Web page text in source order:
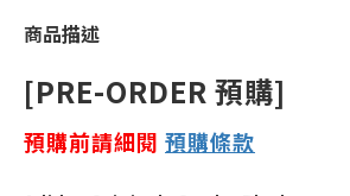
商品描述
[PRE-ORDER 預購]
預購前請細閱 預購條款